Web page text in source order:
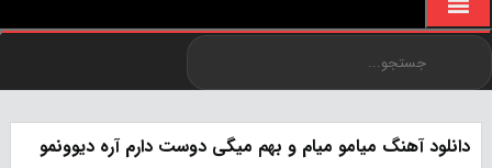
دانلود آهنگ میامو میام و بهم میگی دوست دارم آره دیوونمو